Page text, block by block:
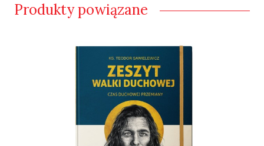
Produkty powiązane